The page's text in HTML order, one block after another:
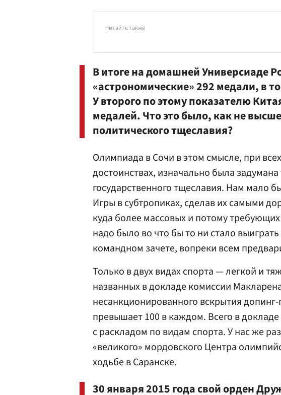
Читайте также
В итоге на домашней Универсиаде
«астрономические» 292 медали, в
У второго по этому показателю
медалей. Что это было, как не
политического тщеславия?
Олимпиада в Сочи в этом смысле, при
достоинствах, изначально была
государственного тщеславия. Нам мало
Игры в субтропиках, сделав их самыми
куда более массовых и потому
надо было во что бы то ни стало
командном зачете, вопреки всем
Только в двух видах спорта — легкой и
названных в докладе комиссии
несанкционированного вскрытия
превышает 100 в каждом. Всего в
с раскладом по видам спорта. У нас же
«великого» мордовского Центра
ходьбе в Саранске.
30 января 2015 года свой орден